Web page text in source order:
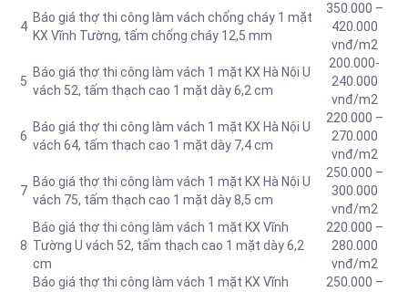
4
Báo giá thợ thi công làm vách chống cháy 1 mặt
KX Vĩnh Tường, tấm chống cháy 12,5 mm
350.000 –
420.000
vnđ/m2
5
Báo giá thợ thi công làm vách 1 mặt KX Hà Nội U
vách 52, tấm thạch cao 1 mặt dày 6,2 cm
200.000-
240.000
vnđ/m2
6
Báo giá thợ thi công làm vách 1 mặt KX Hà Nội U
vách 64, tấm thạch cao 1 mặt dày 7,4 cm
220.000 –
270.000
vnđ/m2
7
Báo giá thợ thi công làm vách 1 mặt KX Hà Nội U
vách 75, tấm thạch cao 1 mặt dày 8,5 cm
250.000 –
300.000
vnđ/m2
8
Báo giá thợ thi công làm vách 1 mặt KX Vĩnh
Tường U vách 52, tấm thạch cao 1 mặt dày 6,2
cm
220.000 –
280.000
vnđ/m2
Báo giá thợ thi công làm vách 1 mặt KX Vĩnh
250.000 –